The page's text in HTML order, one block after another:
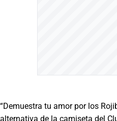
“Demuestra tu amor por los
alternativa de la camiseta del